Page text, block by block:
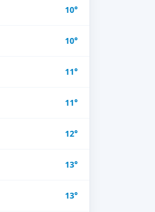
10°
10°
11°
11°
12°
13°
13°